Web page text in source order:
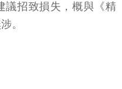
議招致損失，概與《精
。